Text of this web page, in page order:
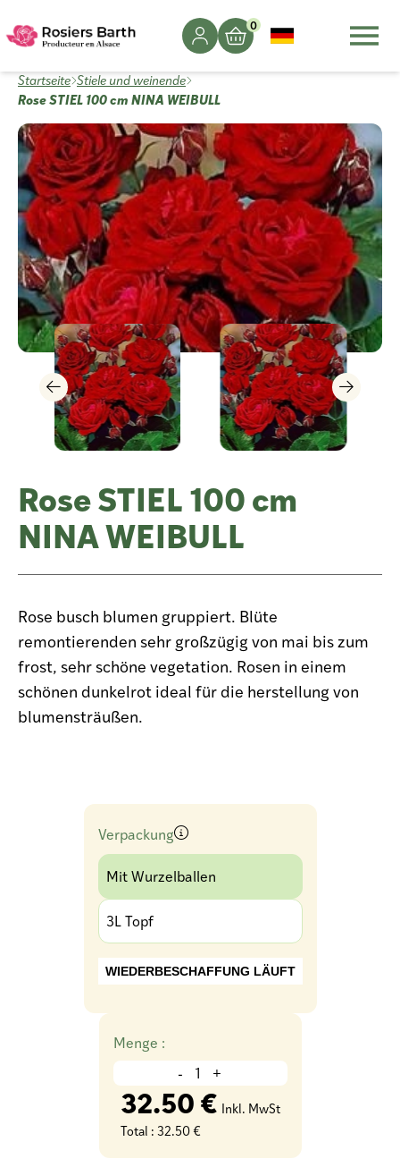
0
Startseite Stiele und weinende
Rose STIEL 100 cm NINA WEIBULL
Rose STIEL 100 cm
NINA WEIBULL
Rose busch blumen gruppiert. Blüte
remontierenden sehr großzügig von mai bis zum
frost, sehr schöne vegetation. Rosen in einem
schönen dunkelrot ideal für die herstellung von
blumensträußen.
Verpackung
Mit Wurzelballen
3L Topf
WIEDERBESCHAFFUNG LÄUFT
Menge :
- +
32.50 € Inkl. MwSt
Total : 32.50 €